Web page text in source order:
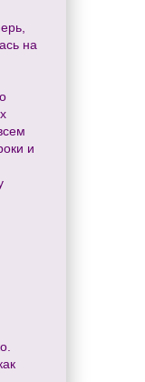
на
и